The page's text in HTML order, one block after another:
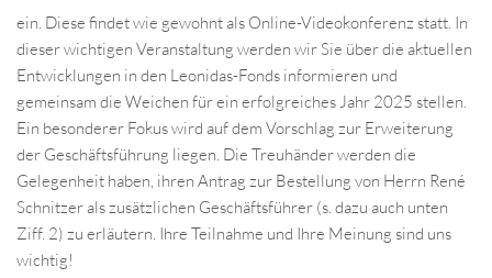
ein. Diese findet wie gewohnt als Online-Videokonferenz statt. In
dieser wichtigen Veranstaltung werden wir Sie über die aktuellen
Entwicklungen in den Leonidas-Fonds informieren und
gemeinsam die Weichen für ein erfolgreiches Jahr 2025 stellen.
Ein besonderer Fokus wird auf dem Vorschlag zur Erweiterung
der Geschäftsführung liegen. Die Treuhänder werden die
Gelegenheit haben, ihren Antrag zur Bestellung von Herrn René
Schnitzer als zusätzlichen Geschäftsführer (s. dazu auch unten
Ziff. 2) zu erläutern. Ihre Teilnahme und Ihre Meinung sind uns
wichtig!